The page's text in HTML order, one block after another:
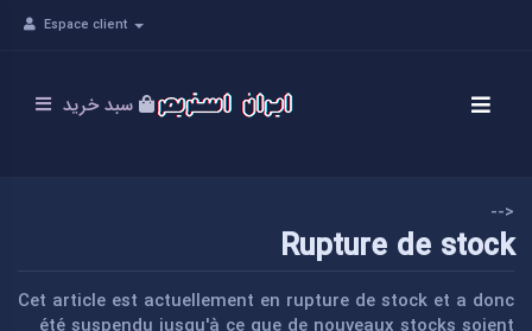
Espace client
سبد خرید
-->
Rupture de stock
Cet article est actuellement en rupture de stock et a donc